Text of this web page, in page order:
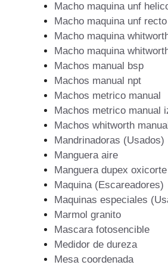
Macho maquina unf
Macho maquina unf recto
Macho maquina
Macho maquina
Machos manual bsp
Machos manual npt
Machos metrico manual
Machos metrico manual
Machos whitworth manual
Mandrinadoras (Usados)
Manguera aire
Manguera dupex oxicorte
Maquina (Escareadores)
Maquinas especiales
Marmol granito
Mascara fotosencible
Medidor de dureza
Mesa coordenada